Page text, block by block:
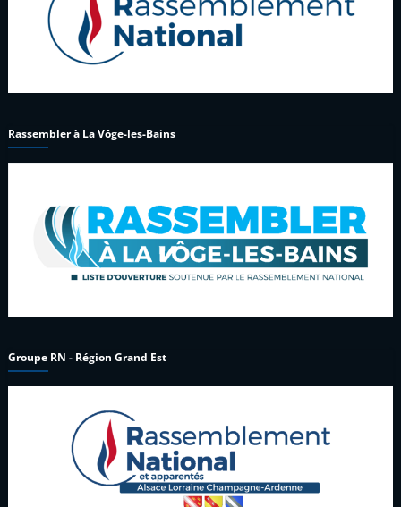
Rassembler à La Vôge-les-Bains
Groupe RN - Région Grand Est